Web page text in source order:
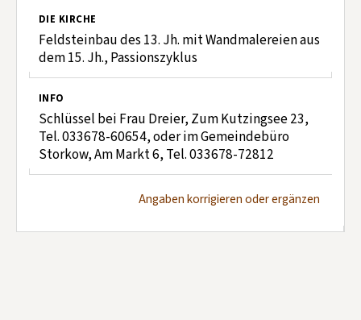
DIE KIRCHE
Feldsteinbau des 13. Jh. mit Wandmalereien aus
dem 15. Jh., Passionszyklus
INFO
Schlüssel bei Frau Dreier, Zum Kutzingsee 23,
Tel. 033678-60654, oder im Gemeindebüro
Storkow, Am Markt 6, Tel. 033678-72812
Angaben korrigieren oder ergänzen